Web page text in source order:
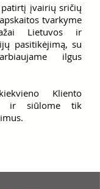
įvairių sričių
tvarkyme
Lietuvos ir
pasitikėjimą, su
ilgus
Kliento
ir siūlome tik